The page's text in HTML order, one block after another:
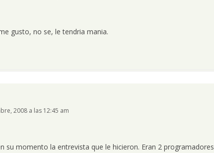
gusto, no se, le tendria mania.
2008 a las 12:45 am
su momento la entrevista que le hicieron. Eran 2 programadores